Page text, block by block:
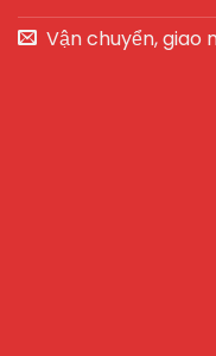
Vận chuyển, giao